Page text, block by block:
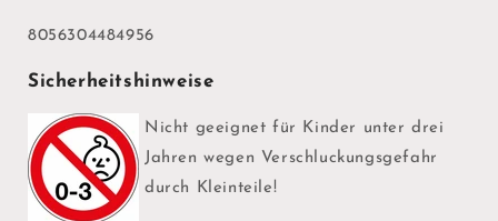
8056304484956
Sicherheitshinweise
Nicht geeignet für Kinder unter drei
Jahren wegen Verschluckungsgefahr
durch Kleinteile!